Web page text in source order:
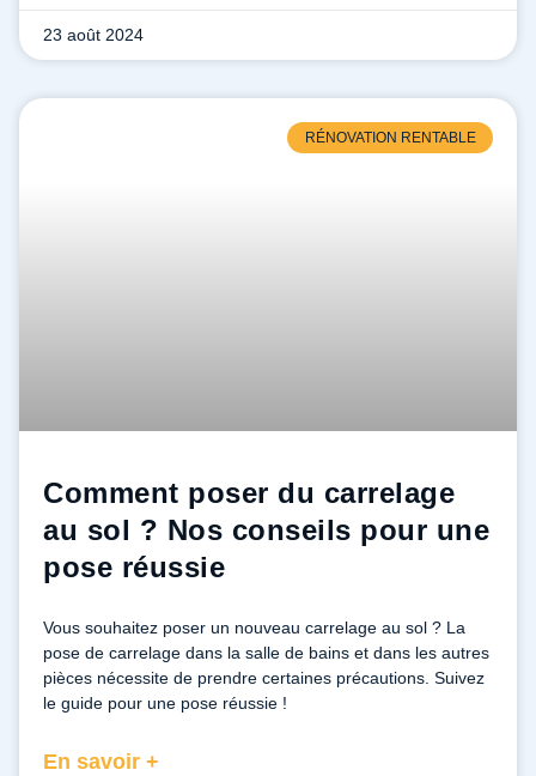
23 août 2024
RÉNOVATION RENTABLE
Comment poser du carrelage
au sol ? Nos conseils pour une
pose réussie
Vous souhaitez poser un nouveau carrelage au sol ? La
pose de carrelage dans la salle de bains et dans les autres
pièces nécessite de prendre certaines précautions. Suivez
le guide pour une pose réussie !
En savoir +